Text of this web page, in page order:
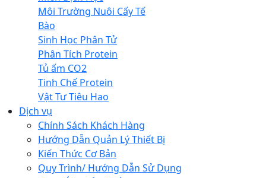
Môi Trường Nuôi Cấy Tế
Bào
Sinh Học Phân Tử
Phân Tích Protein
Tủ ấm CO2
Tinh Chế Protein
Vật Tư Tiêu Hao
Dịch vụ
Chính Sách Khách Hàng
Hướng Dẫn Quản Lý Thiết Bị
Kiến Thức Cơ Bản
Quy Trình/ Hướng Dẫn Sử Dụng